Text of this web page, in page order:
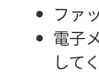
ファ
電子
して